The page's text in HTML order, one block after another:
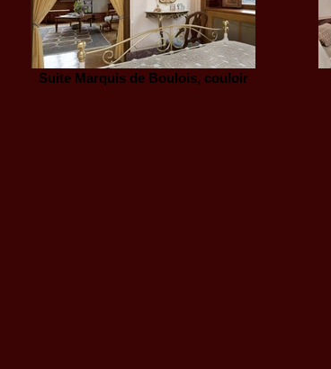
Suite Marquis de Boulois, couloir